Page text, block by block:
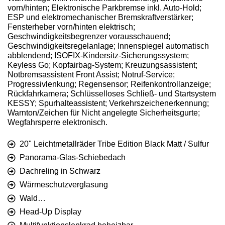
vorn/hinten; Elektronische Parkbremse inkl. Auto-Hold;
ESP und elektromechanischer Bremskraftverstärker;
Fensterheber vorn/hinten elektrisch;
Geschwindigkeitsbegrenzer vorausschauend;
Geschwindigkeitsregelanlage; Innenspiegel automatisch
abblendend; ISOFIX-Kindersitz-Sicherungssystem;
Keyless Go; Kopfairbag-System; Kreuzungsassistent;
Notbremsassistent Front Assist; Notruf-Service;
Progressivlenkung; Regensensor; Reifenkontrollanzeige;
Rückfahrkamera; Schlüsselloses Schließ- und Startsystem
KESSY; Spurhalteassistent; Verkehrszeichenerkennung;
Warnton/Zeichen für Nicht angelegte Sicherheitsgurte;
Wegfahrsperre elektronisch.
20" Leichtmetallräder Tribe Edition Black Matt / Sulfur
Panorama-Glas-Schiebedach
Dachreling in Schwarz
Wärmeschutzverglasung
Wald…
Head-Up Display